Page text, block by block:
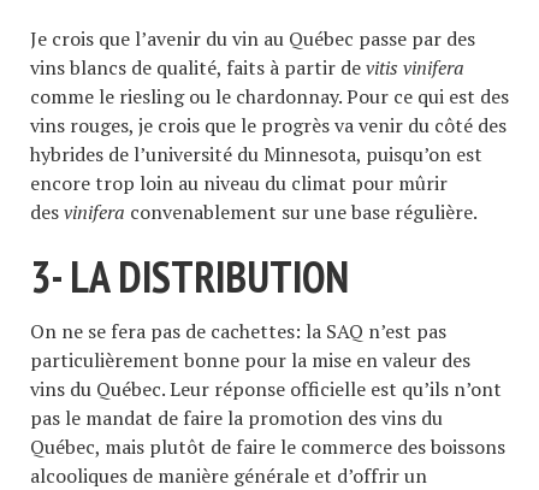
Je crois que l’avenir du vin au Québec passe par des
vins blancs de qualité, faits à partir devitis vinifera
comme le riesling ou le chardonnay. Pour ce qui est des
vins rouges, je crois que le progrès va venir du côté des
hybrides de l’université du Minnesota, puisqu’on est
encore trop loin au niveau du climat pour mûrir
desvinifera convenablement sur une base régulière.
3- LA DISTRIBUTION
On ne se fera pas de cachettes: la SAQ n’est pas
particulièrement bonne pour la mise en valeur des
vins du Québec. Leur réponse officielle est qu’ils n’ont
pas le mandat de faire la promotion des vins du
Québec, mais plutôt de faire le commerce des boissons
alcooliques de manière générale et d’offrir un